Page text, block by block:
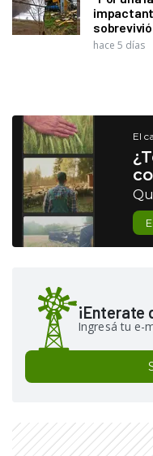
hace 5 días
El
¡Enterate
Ingresá tu e-